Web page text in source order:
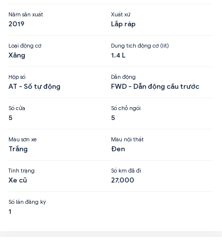
Năm sản xuất
2019
Xuất xứ
Lắp ráp
Loại động cơ
Xăng
Dung tích động cơ (lít)
1.4 L
Hộp số
AT - Số tự động
Dẫn động
FWD - Dẫn động cầu trước
Số cửa
5
Số chỗ ngồi
5
Màu sơn xe
Trắng
Màu nội thất
Đen
Tình trạng
Xe cũ
Số km đã đi
27,000
Số lần đăng ký
1